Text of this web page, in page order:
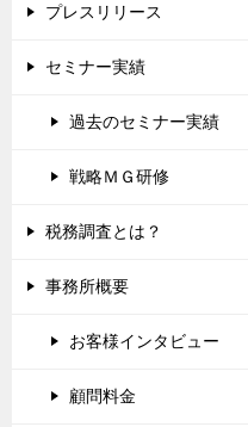
プレスリリース
セミナー実績
過去のセミナー実績
戦略ＭＧ研修
税務調査とは？
事務所概要
お客様インタビュー
顧問料金